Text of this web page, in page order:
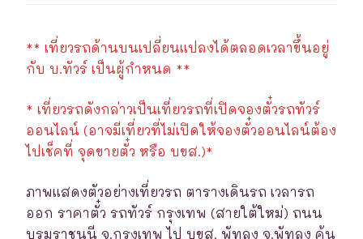
** เที่ยวรถด้านบนเปลี่ยนแปลงได้ตลอดเวลาขึ้นอยู่
กับ บ.ทัวร์ เป็นผู้กำหนด **
* เที่ยวรถดังกล่าวเป็นเที่ยวรถที่เปิดจองตั๋วรถทัวร์
ออนไลน์ (อาจมีเที่ยวที่ไม่เปิดให้จองตั๋วออนไลน์ต้อง
ไปเช็คที่ จุดขายตั๋ว หรือ บขส.)*
ภาพแสดงตัวอย่างเที่ยวรถ ตารางเดินรถ เวลารถ
ออก ราคาตั๋ว รถทัวร์ กรุงเทพ (สายใต้ใหม่) ถนน
บรมราชนนี จ.กรุงเทพ ไป บขส. พัทลุง จ.พัทลุง ค้น